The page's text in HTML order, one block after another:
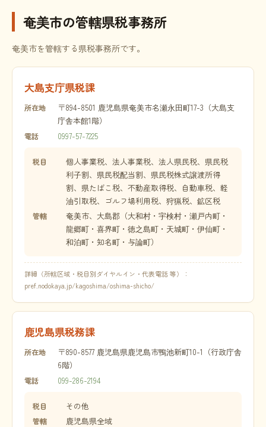
奄美市の管轄県税事務所
奄美市を管轄する県税事務所です。
大島支庁県税課
所在地
〒894-8501 鹿児島県奄美市名瀬永田町17-3（大島支
庁舎本館1階）
電話 0997-57-7225
税目
個人事業税、法人事業税、法人県民税、県民税
利子割、県民税配当割、県民税株式譲渡所得
割、県たばこ税、不動産取得税、自動車税、軽
油引取税、ゴルフ場利用税、狩猟税、鉱区税
管轄
奄美市、大島郡（大和村・宇検村・瀬戸内町・
龍郷町・喜界町・徳之島町・天城町・伊仙町・
和泊町・知名町・与論町）
詳細（所轄区域・税目別ダイヤルイン・代表電話 等）：
pref.nodokaya.jp/kagoshima/oshima-shicho/
鹿児島県税務課
所在地
〒890-8577 鹿児島県鹿児島市鴨池新町10-1（行政庁舎
6階）
電話 099-286-2194
税目 その他
管轄 鹿児島県全域